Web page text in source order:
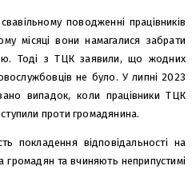
поводженні працівників
місяці вони намагалися забрати
Тоді з ТЦК заявили, що жодних
не було. У липні 2023
випадок, коли працівники ТЦК
проти громадянина.
покладення відповідальності на
громадян та вчиняють неприпустимі